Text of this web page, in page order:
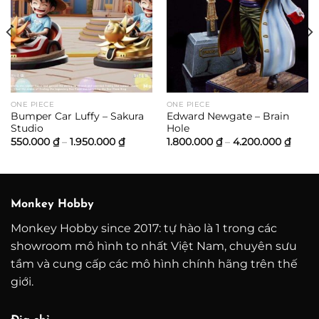
ONE PIECE
Bumper Car Luffy – Sakura
Studio
550.000 ₫ – 1.950.000 ₫Khoảng
giá:
đến
ONE PIECE
Edward Newgate – Brain
Hole
1.800.000 ₫ – 4.200.000 ₫
giá:
đến
₫
₫
Monkey Hobby
Monkey Hobby since 2017: tự hào là 1 trong các
showroom mô hình to nhất Việt Nam, chuyên sưu
tầm và cung cấp các mô hình chính hãng trên thế
giới.